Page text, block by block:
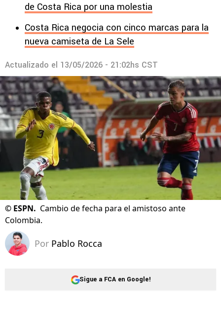
de Costa Rica por una molestia
Costa Rica negocia con cinco marcas para la
nueva camiseta de La Sele
Actualizado el 13/05/2026 - 21:02hs CST
© ESPN. Cambio de fecha para el amistoso ante
Colombia.
Por Pablo Rocca
Sigue a FCA en Google!